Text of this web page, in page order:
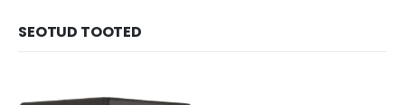
SEOTUD TOOTED